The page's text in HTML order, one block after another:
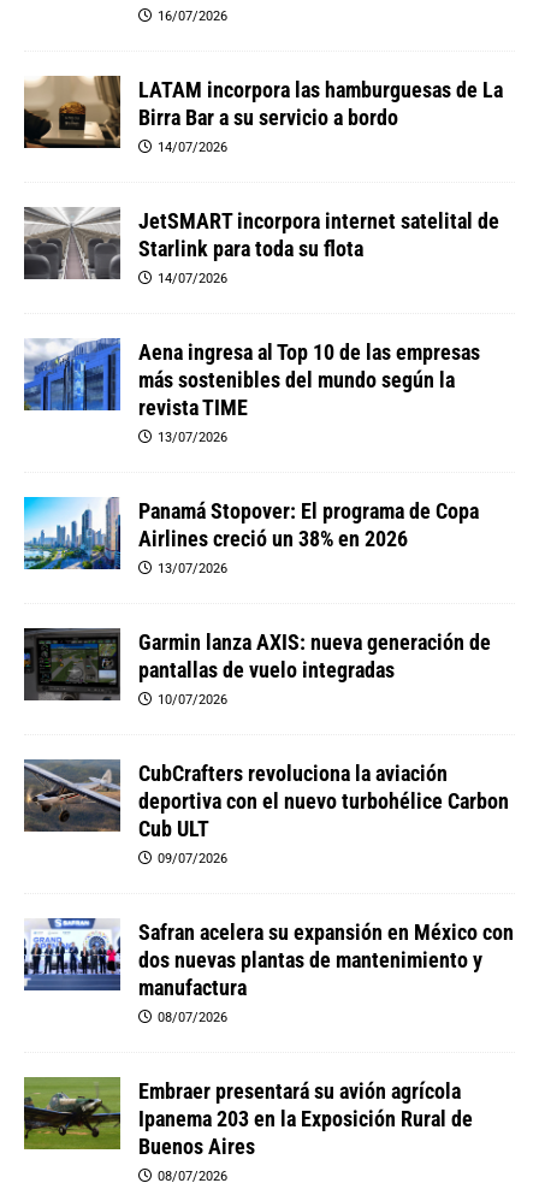
16/07/2026
LATAM incorpora las hamburguesas de La
Birra Bar a su servicio a bordo
14/07/2026
JetSMART incorpora internet satelital de
Starlink para toda su flota
14/07/2026
Aena ingresa al Top 10 de las empresas
más sostenibles del mundo según la
revista TIME
13/07/2026
Panamá Stopover: El programa de Copa
Airlines creció un 38% en 2026
13/07/2026
Garmin lanza AXIS: nueva generación de
pantallas de vuelo integradas
10/07/2026
CubCrafters revoluciona la aviación
deportiva con el nuevo turbohélice Carbon
Cub ULT
09/07/2026
Safran acelera su expansión en México con
dos nuevas plantas de mantenimiento y
manufactura
08/07/2026
Embraer presentará su avión agrícola
Ipanema 203 en la Exposición Rural de
Buenos Aires
08/07/2026